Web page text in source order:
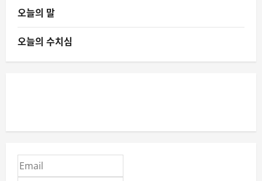
오늘의 말
오늘의 수치심